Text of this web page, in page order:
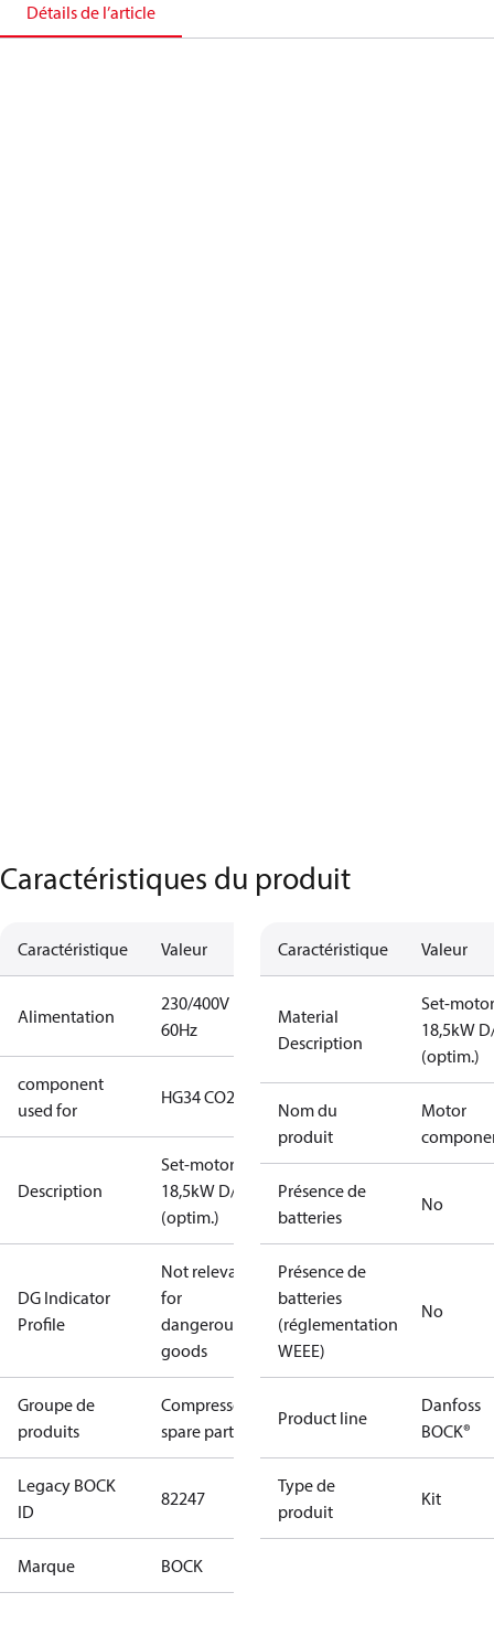
Détails de l’article
Caractéristiques du produit
Caractéristique Valeur
Alimentation
230/400V
60Hz
component
used for
HG34 CO2 T
Description
Set-motor
18,5kW D/S
(optim.)
DG Indicator
Profile
Not relevant
for
dangerous
goods
Groupe de
produits
Compressors
spare parts
Legacy BOCK
ID
82247
Marque BOCK
Caractéristique Valeur
Material
Description
Set-motor
18,5kW
(optim.)
Nom du
produit
Motor
Présence de
batteries
No
Présence de
batteries
(réglementation
WEEE)
No
Product line
Danfoss
BOCK®
Type de
produit
Kit